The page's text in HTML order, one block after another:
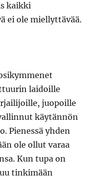
kaikki
ei ole miellyttävää.
laidoille
juopoille
käytännön
Pienessä yhden
ole ollut varaa
Kun tupa on
tinkimään